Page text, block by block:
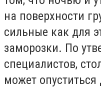
на поверхности
сильные как для
заморозки. По
специалистов,
может